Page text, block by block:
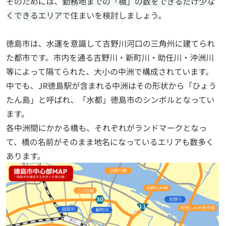
くできるエリアで住まいを検討しましょう。
徳島市は、水運を意識して吉野川河口の三角州に建てられ
た都市です。市内を通る吉野川・新町川・助任川・沖洲川
等によって隔てられた、大小の中洲で構成されています。
中でも、JR徳島駅が含まれる中洲はその形状から「ひょう
たん島」と呼ばれ、「水都」徳島市のシンボルとなってい
ます。
各中洲間にかかる橋も、それぞれがランドマークとなっ
て、橋の名前がそのまま地名になっているエリアも数多く
あります。